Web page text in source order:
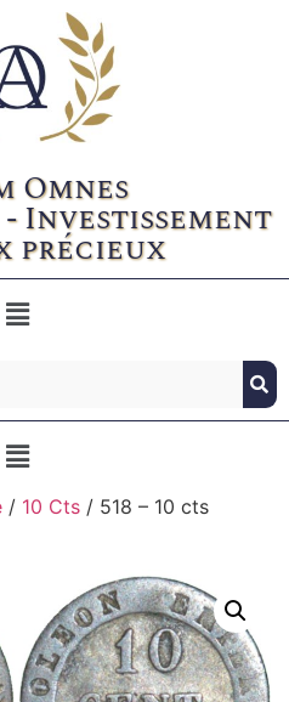
Omnes
Investissement
précieux
/ 10 Cts / 518 – 10 cts